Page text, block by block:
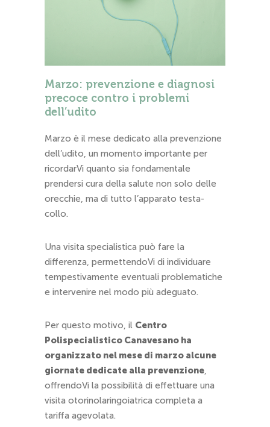
Marzo: prevenzione e diagnosi
precoce contro i problemi
dell’udito
Marzo è il mese dedicato alla prevenzione
dell’udito, un momento importante per
ricordarVi quanto sia fondamentale
prendersi cura della salute non solo delle
orecchie, ma di tutto l’apparato testa-
collo.
Una visita specialistica può fare la
differenza, permettendoVi di individuare
tempestivamente eventuali problematiche
e intervenire nel modo più adeguato.
Per questo motivo, il Centro
Polispecialistico Canavesano ha
organizzato nel mese di marzo alcune
giornate dedicate alla prevenzione,
offrendoVi la possibilità di effettuare una
visita otorinolaringoiatrica completa a
tariffa agevolata.